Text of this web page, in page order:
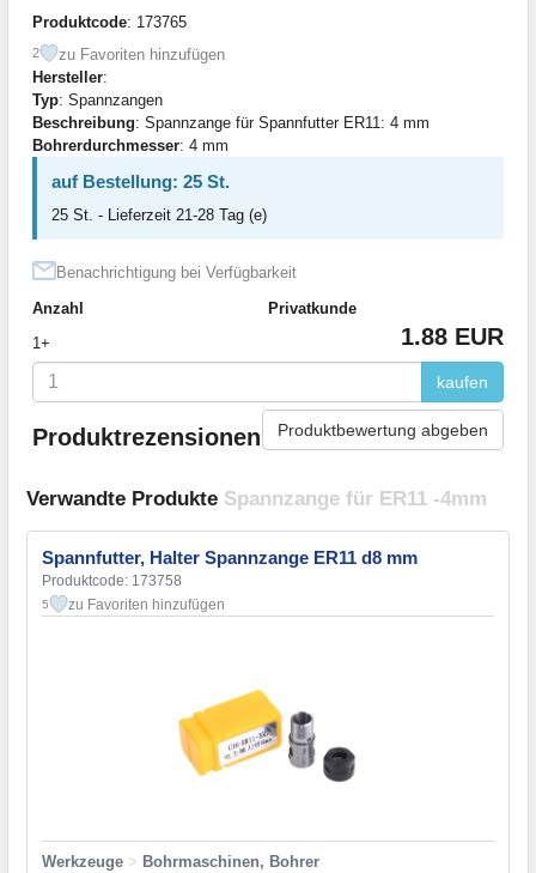
Produktcode: 173765
2
zu Favoriten hinzufügen
Hersteller:
Typ: Spannzangen
Beschreibung: Spannzange für Spannfutter ER11: 4 mm
Bohrerdurchmesser: 4 mm
auf Bestellung: 25 St.
25 St. - Lieferzeit 21-28 Tag (e)
Benachrichtigung bei Verfügbarkeit
Anzahl
Privatkunde
1+
1.88 EUR
kaufen
Produktrezensionen Produktbewertung abgeben
Verwandte Produkte Spannzange für ER11 -4mm
Spannfutter, Halter Spannzange ER11 d8 mm
Produktcode: 173758
5 zu Favoriten hinzufügen
Werkzeuge > Bohrmaschinen, Bohrer